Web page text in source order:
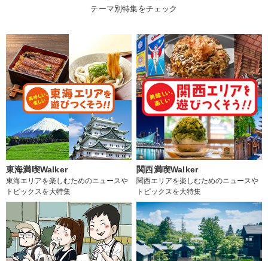
テーマ別特集をチェック
東海満喫Walker
東海エリアを楽しむためのニュースや
トピックスを大特集
関西満喫Walker
関西エリアを楽しむためのニュースや
トピックスを大特集